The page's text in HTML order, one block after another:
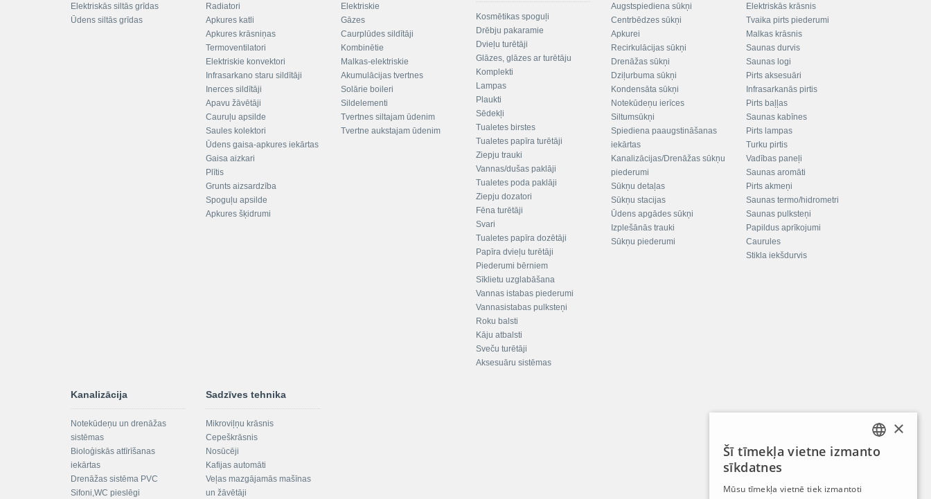
Elektriskās siltās grīdas
Ūdens siltās grīdas
Radiatori
Apkures katli
Apkures krāsniņas
Termoventilatori
Elektriskie konvektori
Infrasarkano staru sildītāji
Inerces sildītāji
Apavu žāvētāji
Cauruļu apsilde
Saules kolektori
Ūdens gaisa-apkures iekārtas
Gaisa aizkari
Plītis
Grunts aizsardzība
Spoguļu apsilde
Apkures šķidrumi
Elektriskie
Gāzes
Caurplūdes sildītāji
Kombinētie
Malkas-elektriskie
Akumulācijas tvertnes
Solārie boileri
Sildelementi
Tvertnes siltajam ūdenim
Tvertne aukstajam ūdenim
Kosmētikas spoguļi
Drēbju pakaramie
Dvieļu turētāji
Glāzes, glāzes ar turētāju
Komplekti
Lampas
Plaukti
Sēdekļi
Tualetes birstes
Tualetes papīra turētāji
Ziepju trauki
Vannas/dušas paklāji
Tualetes poda paklāji
Ziepju dozatori
Fēna turētāji
Svari
Tualetes papīra dozētāji
Papīra dvieļu turētāji
Piederumi bērniem
Sīklietu uzglabāšana
Vannas istabas piederumi
Vannasistabas pulksteņi
Roku balsti
Kāju atbalsti
Sveču turētāji
Aksesuāru sistēmas
Augstspiediena sūkņi
Centrbēdzes sūkņi
Apkurei
Recirkulācijas sūkņi
Drenāžas sūkņi
Dziļurbuma sūkņi
Kondensāta sūkņi
Notekūdeņu ierīces
Siltumsūkņi
Spiediena paaugstināšanas
iekārtas
Kanalizācijas/Drenāžas sūkņu
piederumi
Sūkņu detaļas
Sūkņu stacijas
Ūdens apgādes sūkņi
Izplešānās trauki
Sūkņu piederumi
Elektriskās krāsnis
Tvaika pirts piederumi
Malkas krāsnis
Saunas durvis
Saunas logi
Pirts aksesuāri
Infrasarkanās pirtis
Pirts baļļas
Saunas kabīnes
Pirts lampas
Turku pirtis
Vadības paneļi
Saunas aromāti
Pirts akmeņi
Saunas termo/hidrometri
Saunas pulksteņi
Papildus aprīkojumi
Caurules
Stikla iekšdurvis
Kanalizācija
Notekūdeņu un drenāžas
sistēmas
Bioloģiskās attīrīšanas
iekārtas
Drenāžas sistēma PVC
Sifoni,WC pieslēgi
Sadzīves tehnika
Mikroviļņu krāsnis
Cepeškrāsnis
Nosūcēji
Kafijas automāti
Veļas mazgājamās mašīnas
un žāvētāji
LATVIAN
×
Šī tīmekļa vietne izmanto
sīkdatnes
Mūsu tīmekļa vietnē tiek izmantoti